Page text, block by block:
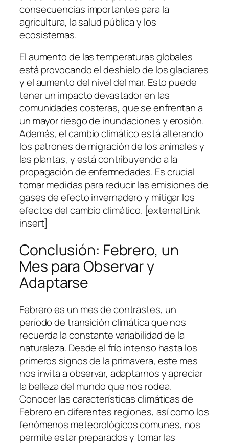
consecuencias importantes para la
agricultura, la salud pública y los
ecosistemas.
El aumento de las temperaturas globales
está provocando el deshielo de los glaciares
y el aumento del nivel del mar. Esto puede
tener un impacto devastador en las
comunidades costeras, que se enfrentan a
un mayor riesgo de inundaciones y erosión.
Además, el cambio climático está alterando
los patrones de migración de los animales y
las plantas, y está contribuyendo a la
propagación de enfermedades. Es crucial
tomar medidas para reducir las emisiones de
gases de efecto invernadero y mitigar los
efectos del cambio climático. [externalLink
insert]
Conclusión: Febrero, un
Mes para Observar y
Adaptarse
Febrero es un mes de contrastes, un
período de transición climática que nos
recuerda la constante variabilidad de la
naturaleza. Desde el frío intenso hasta los
primeros signos de la primavera, este mes
nos invita a observar, adaptarnos y apreciar
la belleza del mundo que nos rodea.
Conocer las características climáticas de
Febrero en diferentes regiones, así como los
fenómenos meteorológicos comunes, nos
permite estar preparados y tomar las